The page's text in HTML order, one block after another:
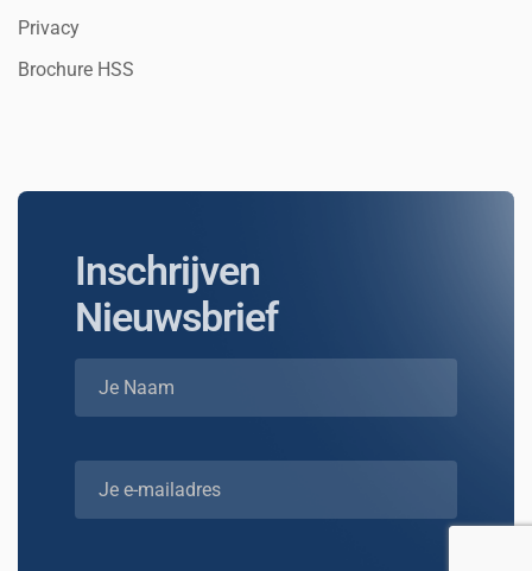
Privacy
Brochure HSS
Inschrijven
Nieuwsbrief